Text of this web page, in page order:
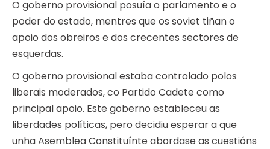
O goberno provisional posuía o parlamento e o
poder do estado, mentres que os soviet tiñan o
apoio dos obreiros e dos crecentes sectores de
esquerdas.
O goberno provisional estaba controlado polos
liberais moderados, co Partido Cadete como
principal apoio. Este goberno estableceu as
liberdades políticas, pero decidiu esperar a que
unha Asemblea Constituínte abordase as cuestións